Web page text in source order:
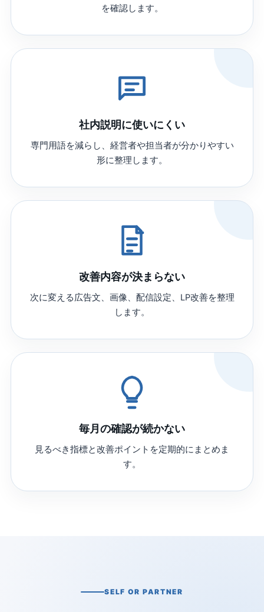
を確認します。
社内説明に使いにくい
専門用語を減らし、経営者や担当者が分かりやすい
形に整理します。
改善内容が決まらない
次に変える広告文、画像、配信設定、LP改善を整理
します。
毎月の確認が続かない
見るべき指標と改善ポイントを定期的にまとめま
す。
SELF OR PARTNER